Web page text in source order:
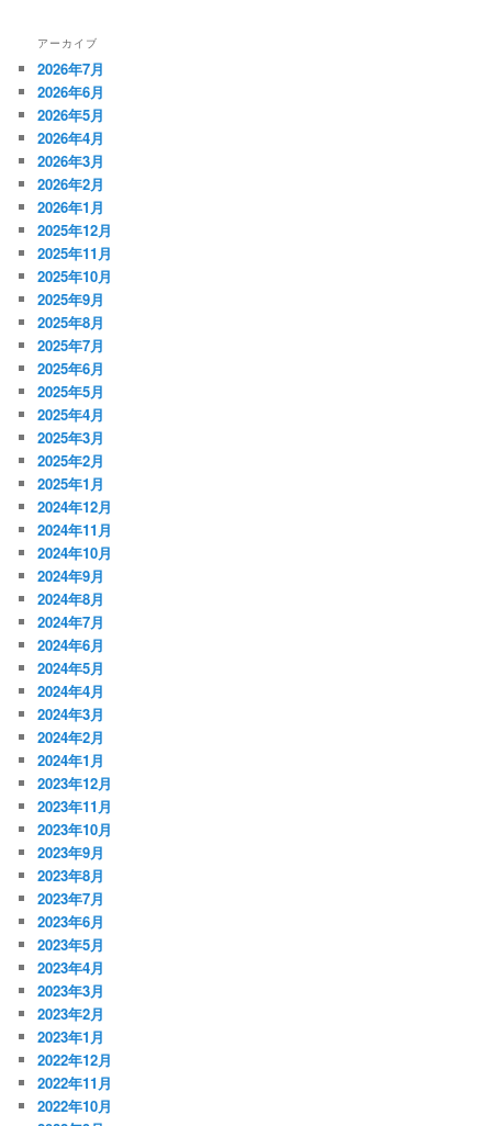
アーカイブ
2026年7月
2026年6月
2026年5月
2026年4月
2026年3月
2026年2月
2026年1月
2025年12月
2025年11月
2025年10月
2025年9月
2025年8月
2025年7月
2025年6月
2025年5月
2025年4月
2025年3月
2025年2月
2025年1月
2024年12月
2024年11月
2024年10月
2024年9月
2024年8月
2024年7月
2024年6月
2024年5月
2024年4月
2024年3月
2024年2月
2024年1月
2023年12月
2023年11月
2023年10月
2023年9月
2023年8月
2023年7月
2023年6月
2023年5月
2023年4月
2023年3月
2023年2月
2023年1月
2022年12月
2022年11月
2022年10月